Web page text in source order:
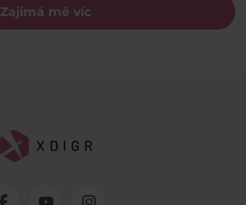
Zajímá mě víc